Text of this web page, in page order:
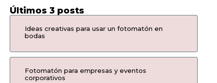
Últimos 3 posts
Ideas creativas para usar un fotomatón en
bodas
Fotomatón para empresas y eventos
corporativos